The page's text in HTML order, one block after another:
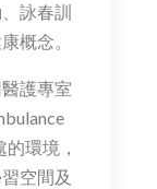
詠春訓
概念。
護專室
環境，
空間及